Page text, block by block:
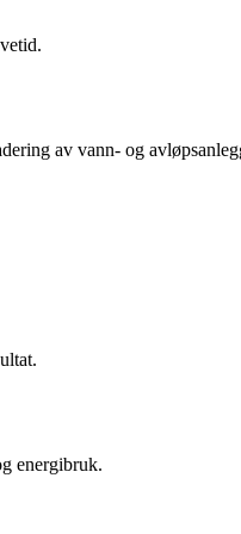
av vann- og
energibruk.